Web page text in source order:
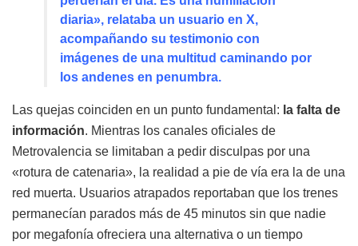
diaria», relataba un usuario en X,
acompañando su testimonio con
imágenes de una multitud caminando por
los andenes en penumbra.
Las quejas coinciden en un punto fundamental: la falta de
información. Mientras los canales oficiales de
Metrovalencia se limitaban a pedir disculpas por una
«rotura de catenaria», la realidad a pie de vía era la de una
red muerta. Usuarios atrapados reportaban que los trenes
permanecían parados más de 45 minutos sin que nadie
por megafonía ofreciera una alternativa o un tiempo